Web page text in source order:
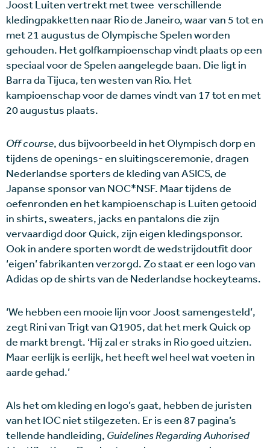
Joost Luiten vertrekt met twee verschillende
kledingpakketten naar Rio de Janeiro, waar van 5 tot en
met 21 augustus de Olympische Spelen worden
gehouden. Het golfkampioenschap vindt plaats op een
speciaal voor de Spelen aangelegde baan. Die ligt in
Barra da Tijuca, ten westen van Rio. Het
kampioenschap voor de dames vindt van 17 tot en met
20 augustus plaats.
Off course, dus bijvoorbeeld in het Olympisch dorp en
tijdens de openings- en sluitingsceremonie, dragen
Nederlandse sporters de kleding van ASICS, de
Japanse sponsor van NOC*NSF. Maar tijdens de
oefenronden en het kampioenschap is Luiten getooid
in shirts, sweaters, jacks en pantalons die zijn
vervaardigd door Quick, zijn eigen kledingsponsor.
Ook in andere sporten wordt de wedstrijdoutfit door
‘eigen’ fabrikanten verzorgd. Zo staat er een logo van
Adidas op de shirts van de Nederlandse hockeyteams.
‘We hebben een mooie lijn voor Joost samengesteld’,
zegt Rini van Trigt van Q1905, dat het merk Quick op
de markt brengt. ‘Hij zal er straks in Rio goed uitzien.
Maar eerlijk is eerlijk, het heeft wel heel wat voeten in
aarde gehad.’
Als het om kleding en logo’s gaat, hebben de juristen
van het IOC niet stilgezeten. Er is een 87 pagina’s
tellende handleiding, Guidelines Regarding Auhorised